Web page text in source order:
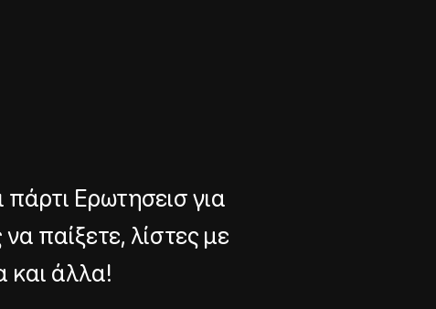
πάρτι Ερωτησεισ για
παίξετε, λίστες με
και άλλα!